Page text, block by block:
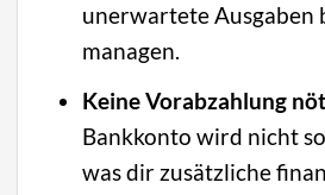
unerwartete Ausgaben
managen.
Keine Vorabzahlung
Bankkonto wird nicht
was dir zusätzliche